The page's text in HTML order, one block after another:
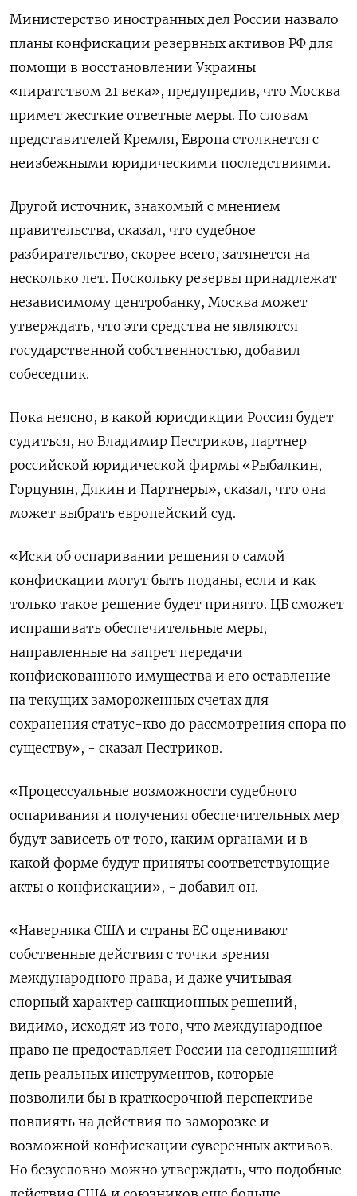
Министерство иностранных дел России назвало
планы конфискации резервных активов РФ для
помощи в восстановлении Украины
«пиратством 21 века», предупредив, что Москва
примет жесткие ответные меры. По словам
представителей Кремля, Европа столкнется с
неизбежными юридическими последствиями.
Другой источник, знакомый с мнением
правительства, сказал, что судебное
разбирательство, скорее всего, затянется на
несколько лет. Поскольку резервы принадлежат
независимому центробанку, Москва может
утверждать, что эти средства не являются
государственной собственностью, добавил
собеседник.
Пока неясно, в какой юрисдикции Россия будет
судиться, но Владимир Пестриков, партнер
российской юридической фирмы «Рыбалкин,
Горцунян, Дякин и Партнеры», сказал, что она
может выбрать европейский суд.
«Иски об оспаривании решения о самой
конфискации могут быть поданы, если и как
только такое решение будет принято. ЦБ сможет
испрашивать обеспечительные меры,
направленные на запрет передачи
конфискованного имущества и его оставление
на текущих замороженных счетах для
сохранения статус-кво до рассмотрения спора по
существу», - сказал Пестриков.
«Процессуальные возможности судебного
оспаривания и получения обеспечительных мер
будут зависеть от того, каким органами и в
какой форме будут приняты соответствующие
акты о конфискации», - добавил он.
«Наверняка США и страны ЕС оценивают
собственные действия с точки зрения
международного права, и даже учитывая
спорный характер санкционных решений,
видимо, исходят из того, что международное
право не предоставляет России на сегодняшний
день реальных инструментов, которые
позволили бы в краткосрочной перспективе
повлиять на действия по заморозке и
возможной конфискации суверенных активов.
Но безусловно можно утверждать, что подобные